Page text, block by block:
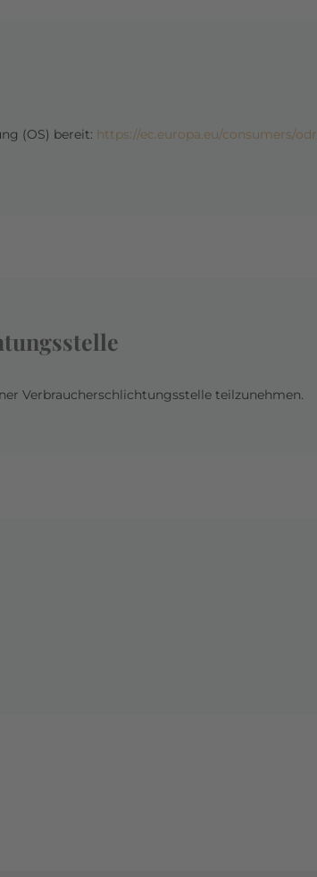
(OS) bereit: https://ec.europa.eu/consumers/odr
Verbraucherschlichtungsstelle teilzunehmen.